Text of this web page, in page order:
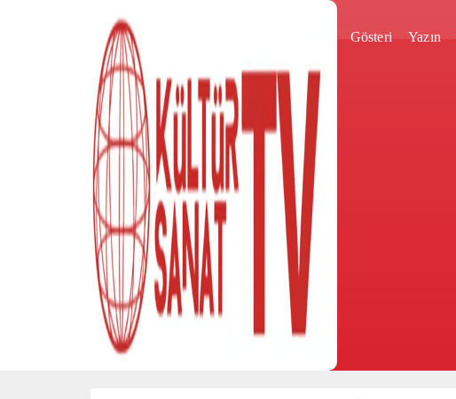
Gösteri Yazın